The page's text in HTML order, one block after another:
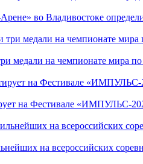
во Владивостоке
медали на чемпионате мира
на Фестивале «ИМПУЛЬС-
на всероссийских